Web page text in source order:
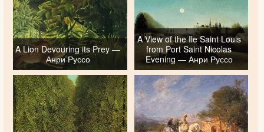
A Lion Devouring its Prey —
Анри Руссо
A View of the Ile Saint Louis
from Port Saint Nicolas
Evening — Анри Руссо